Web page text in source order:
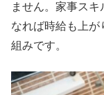
ません。家事ス
なれば時給も上
組みです。